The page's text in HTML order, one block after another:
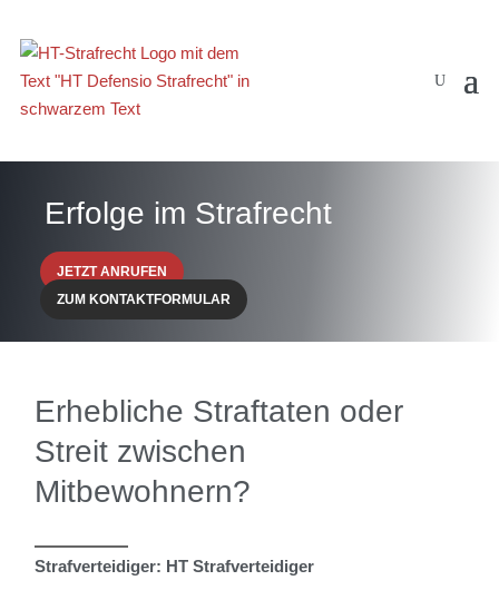
Erfolge im Strafrecht
JETZT ANRUFEN
ZUM KONTAKTFORMULAR
Erhebliche Straftaten oder
Streit zwischen
Mitbewohnern?
Strafverteidiger: HT Strafverteidiger